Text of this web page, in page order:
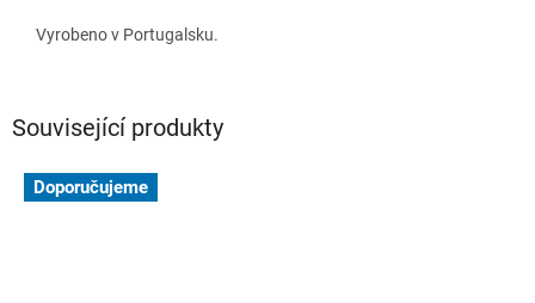
Vyrobeno v Portugalsku.
Související produkty
Doporučujeme